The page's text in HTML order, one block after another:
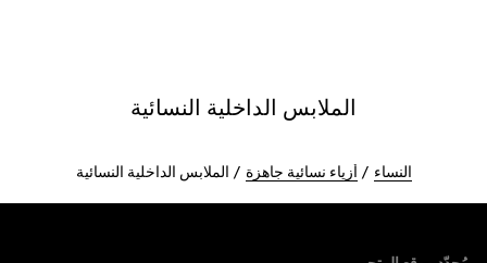
الملابس الداخلية النسائية
النساء أزياء نسائية جاهزة الملابس الداخلية النسائية